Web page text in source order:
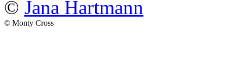
© Jana Hartmann
© Monty Cross